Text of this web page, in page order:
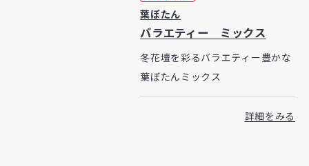
葉ぼたん
バラエティー ミックス
冬花壇を彩るバラエティー豊かな
葉ぼたんミックス
詳細をみる